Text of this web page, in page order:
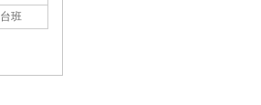
台班